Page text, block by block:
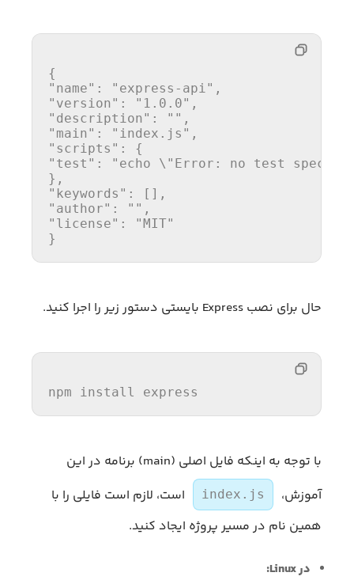
{
"name" : "express-api" ,
"version" : "1.0.0" ,
"description" : "" ,
"main" : "index.js" ,
"scripts" :
{
"test" :
"echo \"Error: no test
} ,
"keywords" : [ ] ,
"author" : "" ,
"license" :
"MIT"
}
حال برای نصب Express بایستی دستور زیر را اجرا کنید.
npm install express
با توجه به اینکه فایل اصلی (main) برنامه در این
آموزش،
index.js
است، لازم است فایلی را با
همین نام در مسیر پروژه ایجاد کنید.
در Linux: